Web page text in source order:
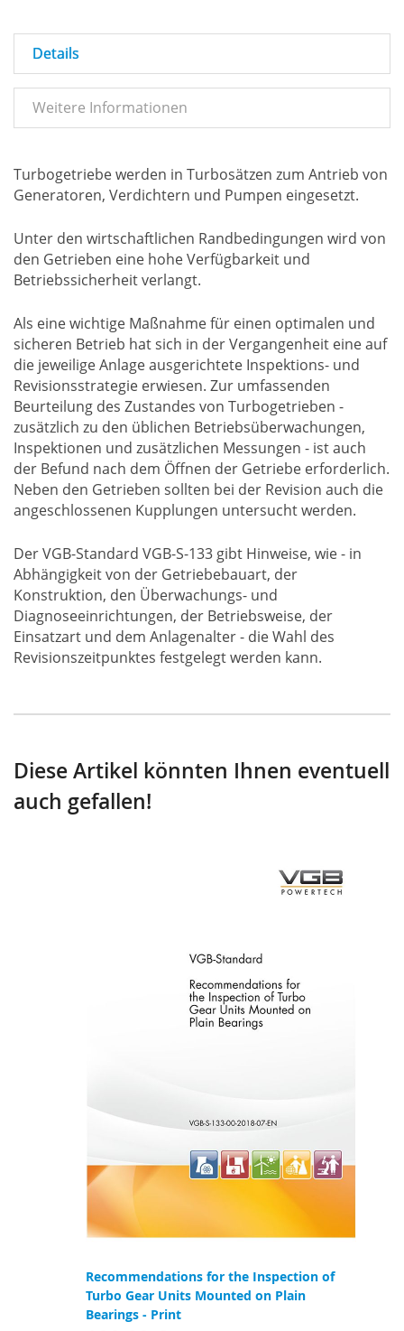
Details
Weitere Informationen
Turbogetriebe werden in Turbosätzen zum Antrieb von
Generatoren, Verdichtern und Pumpen eingesetzt.
Unter den wirtschaftlichen Randbedingungen wird von
den Getrieben eine hohe Verfügbarkeit und
Betriebssicherheit verlangt.
Als eine wichtige Maßnahme für einen optimalen und
sicheren Betrieb hat sich in der Vergangenheit eine auf
die jeweilige Anlage ausgerichtete Inspektions- und
Revisionsstrategie erwiesen. Zur umfassenden
Beurteilung des Zustandes von Turbogetrieben -
zusätzlich zu den üblichen Betriebsüberwachungen,
Inspektionen und zusätzlichen Messungen - ist auch
der Befund nach dem Öffnen der Getriebe erforderlich.
Neben den Getrieben sollten bei der Revision auch die
angeschlossenen Kupplungen untersucht werden.
Der VGB-Standard VGB-S-133 gibt Hinweise, wie - in
Abhängigkeit von der Getriebebauart, der
Konstruktion, den Überwachungs- und
Diagnoseeinrichtungen, der Betriebsweise, der
Einsatzart und dem Anlagenalter - die Wahl des
Revisionszeitpunktes festgelegt werden kann.
Diese Artikel könnten Ihnen eventuell
auch gefallen!
Recommendations for the Inspection of
Turbo Gear Units Mounted on Plain
Bearings - Print